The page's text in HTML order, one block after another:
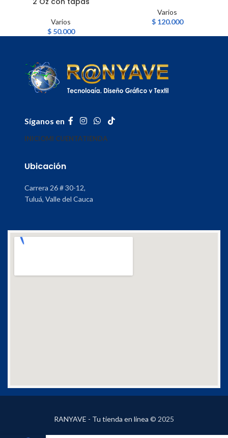
Varios
$50.000
Varios
$120.000
Síganos en
INICIOMI CUENTATIENDA
Ubicación
Carrera 26 # 30-12,
Tuluá, Valle del Cauca
RANYAVE - Tu tienda en linea © 2025